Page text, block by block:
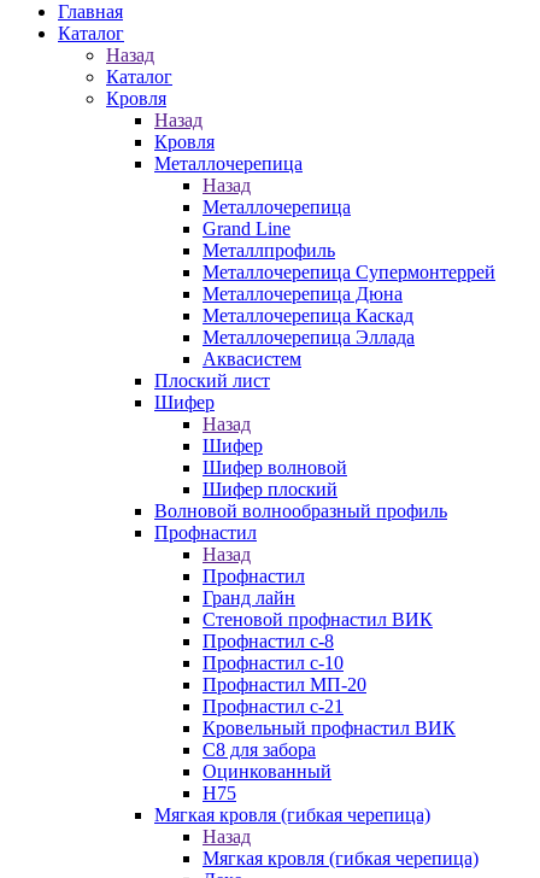
Главная
Каталог
Назад
Каталог
Кровля
Назад
Кровля
Металлочерепица
Назад
Металлочерепица
Grand Line
Металлпрофиль
Металлочерепица Супермонтеррей
Металлочерепица Дюна
Металлочерепица Каскад
Металлочерепица Эллада
Аквасистем
Плоский лист
Шифер
Назад
Шифер
Шифер волновой
Шифер плоский
Волновой волнообразный профиль
Профнастил
Назад
Профнастил
Гранд лайн
Стеновой профнастил ВИК
Профнастил с-8
Профнастил с-10
Профнастил МП-20
Профнастил с-21
Кровельный профнастил ВИК
С8 для забора
Оцинкованный
Н75
Мягкая кровля (гибкая черепица)
Назад
Мягкая кровля (гибкая черепица)